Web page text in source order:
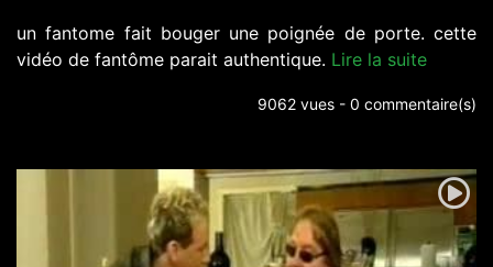
un fantome fait bouger une poignée de porte. cette
vidéo de fantôme parait authentique. Lire la suite
9062 vues - 0 commentaire(s)